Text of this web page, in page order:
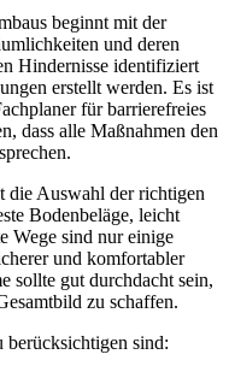
beginnt mit der
und deren
Hindernisse identifiziert
erstellt werden. Es ist
für barrierefreies
dass alle Maßnahmen den
die Auswahl der richtigen
Bodenbeläge, leicht
Wege sind nur einige
und komfortabler
sollte gut durchdacht sein,
zu schaffen.
berücksichtigen sind: